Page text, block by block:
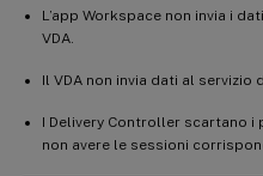
L’app Workspace non invia i
VDA.
Il VDA non invia dati al servizio
I Delivery Controller scartano i
non avere le sessioni